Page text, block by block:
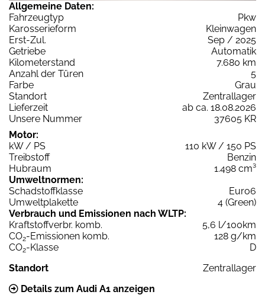
Allgemeine Daten:
Fahrzeugtyp
Pkw
Karosserieform
Kleinwagen
Erst-Zul.
Sep / 2025
Getriebe
Automatik
Kilometerstand
7.680 km
Anzahl der Türen
5
Farbe
Grau
Standort
Zentrallager
Lieferzeit
ab ca. 18.08.2026
Unsere Nummer
37605 KR
Motor:
kW / PS
110 kW / 150 PS
Treibstoff
Benzin
Hubraum
1.498 cm³
Umweltnormen:
Schadstoffklasse
Euro6
Umweltplakette
4 (Green)
Verbrauch und Emissionen nach WLTP:
Kraftstoffverbr. komb.
5,6 l/100km
CO2-Emissionen komb.
128 g/km
CO2-Klasse
D
Standort
Zentrallager
Details zum Audi A1 anzeigen